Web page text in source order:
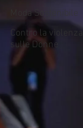
Moda Sostenibile
Contro la violenza
sulle Donne